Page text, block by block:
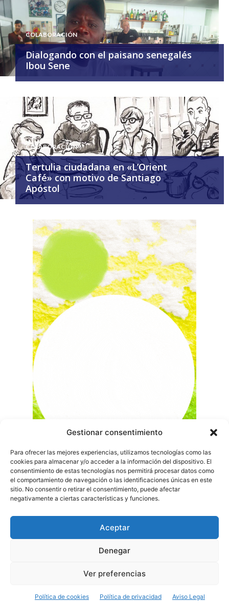
Gestionar consentimiento
Para ofrecer las mejores experiencias, utilizamos tecnologías como las
cookies para almacenar y/o acceder a la información del dispositivo. El
consentimiento de estas tecnologías nos permitirá procesar datos como
el comportamiento de navegación o las identificaciones únicas en este
sitio. No consentir o retirar el consentimiento, puede afectar
negativamente a ciertas características y funciones.
Aceptar
Denegar
Ver preferencias
Política de cookies Política de privacidad Aviso Legal
COLABORACIÓN
Dialogando con el paisano senegalés
Ibou Sene
COLABORACIÓN
Tertulia ciudadana en «L’Orient
Café» con motivo de Santiago
Apóstol
© Newspaper WordPress Theme by TagDiv